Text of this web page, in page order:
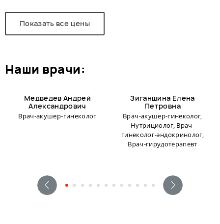
Показать все цены
наши врачи:
Медведев Андрей
Александрович
Врач-акушер-гинеколог
Зиганшина Елена
Петровна
Врач-акушер-гинеколог,
Нутрициолог, Врач-
гинеколог-эндокринолог,
Врач-гирудотерапевт